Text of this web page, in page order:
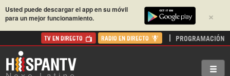
×
Usted puede descargar el app en su móvil
para un mejor funcionamiento.
TV EN DIRECTO RADIO EN DIRECTO PROGRAMACIÓN